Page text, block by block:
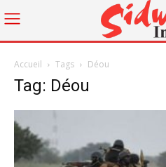
Accueil Tags Déou
Tag: Déou